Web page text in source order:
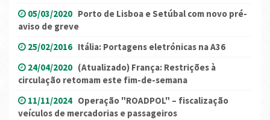
05/03/2020 Porto de Lisboa e Setúbal com novo pré-
aviso de greve
25/02/2016 Itália: Portagens eletrónicas na A36
24/04/2020 (Atualizado) França: Restrições à
circulação retomam este fim-de-semana
11/11/2024 Operação "ROADPOL" – fiscalização
veículos de mercadorias e passageiros